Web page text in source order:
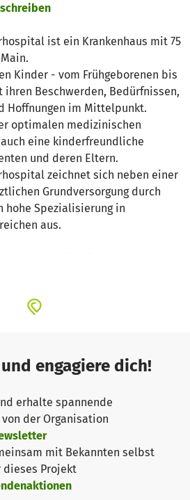
ist ein Krankenhaus mit 75
Kinder - vom Frühgeborenen bis
ihren Beschwerden, Bedürfnissen,
Hoffnungen im Mittelpunkt.
optimalen medizinischen
eine kinderfreundliche
und deren Eltern.
zeichnet sich neben einer
Grundversorgung durch
hohe Spezialisierung in
aus.
möchten:
am Clementine
jährlich bis zu fünfzig junge
des Frankfurter Mitmach-
das kindgerechte
Experimente für junge Patienten
durchführt
Daten zu seltenen
"Studynurse", einer
engagiere dich!
erhalte spannende
der Organisation
mit Bekannten selbst
dieses Projekt